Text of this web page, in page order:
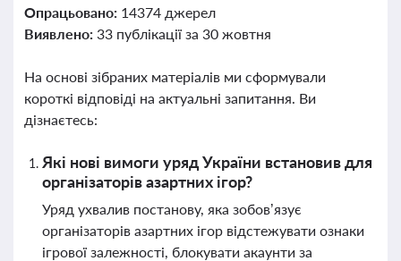
Опрацьовано: 14374 джерел
Виявлено: 33 публікації за 30 жовтня
На основі зібраних матеріалів ми сформували
короткі відповіді на актуальні запитання. Ви
дізнаєтесь:
Які нові вимоги уряд України встановив для
організаторів азартних ігор?
Уряд ухвалив постанову, яка зобов’язує
організаторів азартних ігор відстежувати ознаки
ігрової залежності, блокувати акаунти за